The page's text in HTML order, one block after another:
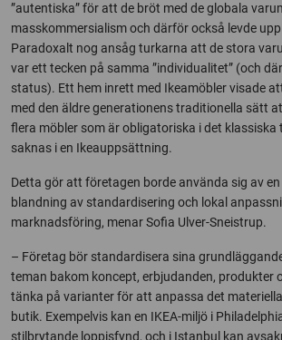
”autentiska” för att de bröt med de globala
masskommersialism och därför också levde upp
Paradoxalt nog ansåg turkarna att de stora
var ett tecken på samma ”individualitet” (och
status). Ett hem inrett med Ikeamöbler visade
med den äldre generationens traditionella sätt
flera möbler som är obligatoriska i det klassiska
saknas i en Ikeauppsättning.
Detta gör att företagen borde använda sig av
blandning av standardisering och lokal
marknadsföring, menar Sofia Ulver-Sneistrup.
– Företag bör standardisera sina
teman bakom koncept, erbjudanden, produkter
tänka på varianter för att anpassa det
butik. Exempelvis kan en IKEA-miljö i
stilbrytande loppisfynd, och i Istanbul kan